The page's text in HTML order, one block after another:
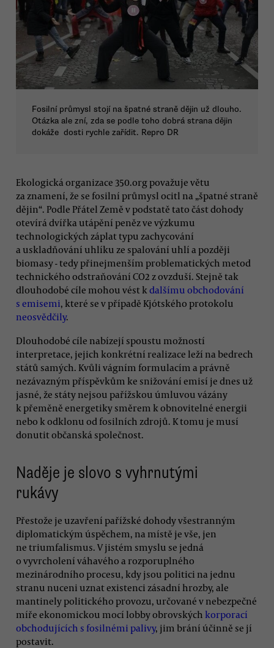
Fosilní průmysl stojí na špatné straně dějin už dlouho.
Otázka ale zní, zda se podle toho dobrá strana dějin
dokáže dosti rychle zařídit. Repro DR
Ekologická organizace 350.org považuje větu
za znamení, že se fosilní průmysl ocitl na „špatné straně
dějin“. Podle Přátel Země v podstatě tato část dohody
otevírá dvířka utápění peněz ve výzkumu
technologických záplat typu zachycování
a uskladňování uhlíku ze spalování uhlí a později
biomasy - tedy přinejmenším problematických metod
technického odstraňování CO2 z ovzduší. Stejně tak
dlouhodobé cíle mohou vést k dalšímu obchodování
s emisemi, které se v případě Kjótského protokolu
neosvědčily.
Dlouhodobé cíle nabízejí spoustu možností
interpretace, jejich konkrétní realizace leží na bedrech
států samých. Kvůli vágním formulacím a právně
nezávazným příspěvkům ke snižování emisí je dnes už
jasné, že státy nejsou pařížskou úmluvou vázány
k přeměně energetiky směrem k obnovitelné energii
nebo k odklonu od fosilních zdrojů. K tomu je musí
donutit občanská společnost.
Naděje je slovo s vyhrnutými
rukávy
Přestože je uzavření pařížské dohody všestranným
diplomatickým úspěchem, na místě je vše, jen
ne triumfalismus. V jistém smyslu se jedná
o vyvrcholení váhavého a rozporuplného
mezinárodního procesu, kdy jsou politici na jednu
stranu nuceni uznat existenci zásadní hrozby, ale
mantinely politického provozu, určované v nebezpečné
míře ekonomickou mocí lobby obrovských korporací
obchodujících s fosilnémi palivy, jim brání účinně se jí
postavit.